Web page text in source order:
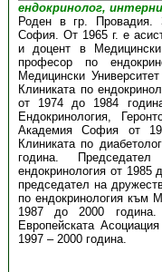
ендокринолог,
Роден в гр. Провадия.
София. От 1965 г. е
и доцент в
професор по
Медицински
Клиниката по
от 1974 до 1984
Ендокринология,
Академия София от
Клиниката по
година.
ендокринология от 1985
председател на
по ендокринология към
1987 до 2000
Европейската
1997 – 2000 година.